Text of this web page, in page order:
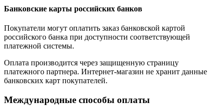
Банковские карты российских банков
Покупатели могут оплатить заказ банковской картой
российского банка при доступности соответствующей
платежной системы.
Оплата производится через защищенную страницу
платежного партнера. Интернет-магазин не хранит данные
банковских карт покупателей.
Международные способы оплаты